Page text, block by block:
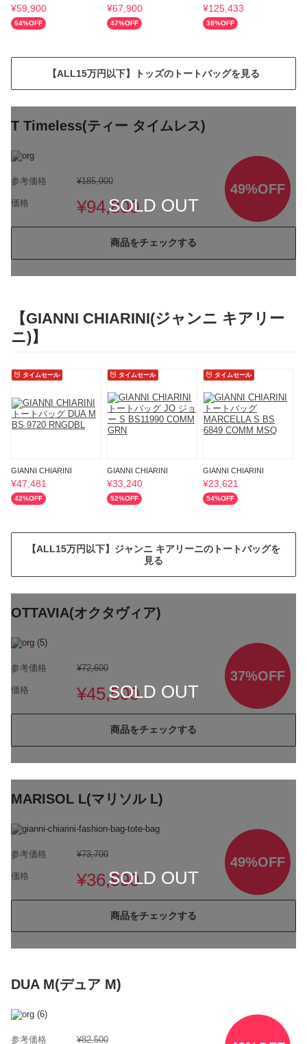
¥59,900
64%OFF
¥67,900
47%OFF
¥125,433
38%OFF
【ALL15万円以下】トッズのトートバッグを見る
SOLD OUT
T Timeless(ティー タイムレス)
49%OFF
参考価格 ¥185,900
価格 ¥94,800
商品をチェックする
【GIANNI CHIARINI(ジャンニ キアリー
ニ)】
タイムセール
GIANNI CHIARINI
¥47,481
42%OFF
タイムセール
GIANNI CHIARINI
¥33,240
52%OFF
タイムセール
GIANNI CHIARINI
¥23,621
54%OFF
【ALL15万円以下】ジャンニ キアリーニのトートバッグを
見る
SOLD OUT
OTTAVIA(オクタヴィア)
37%OFF
参考価格 ¥72,600
価格 ¥45,500
商品をチェックする
SOLD OUT
MARISOL L(マリソル L)
49%OFF
参考価格 ¥73,700
価格 ¥36,990
商品をチェックする
DUA M(デュア M)
参考価格 ¥82,500